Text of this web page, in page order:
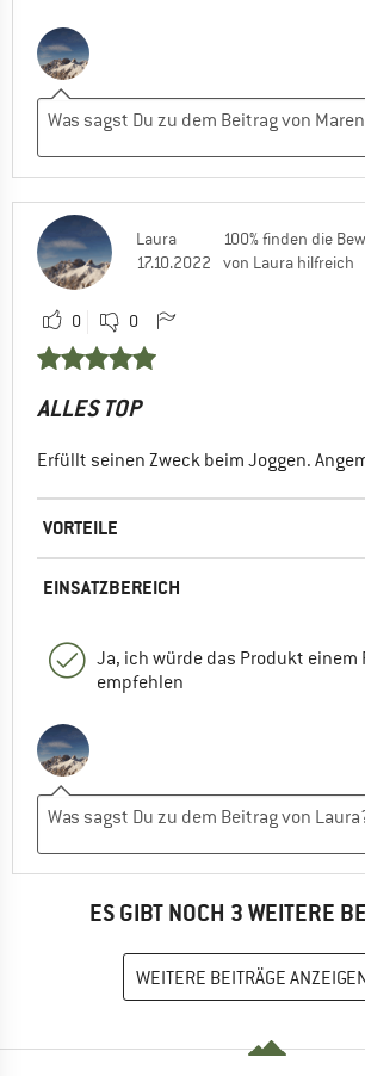
Laura
17.10.2022
100% finden die
von Laura hilfreich
0 0
ALLES TOP
Erfüllt seinen Zweck beim Joggen.
VORTEILE
EINSATZBEREICH
Ja, ich würde das Produkt einem
empfehlen
ES GIBT NOCH 3 WEITERE
WEITERE BEITRÄGE